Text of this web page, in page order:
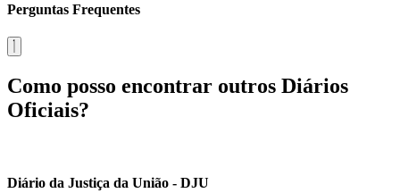
Perguntas Frequentes
Como posso encontrar outros Diários
Oficiais?
Diário da Justiça da União - DJU